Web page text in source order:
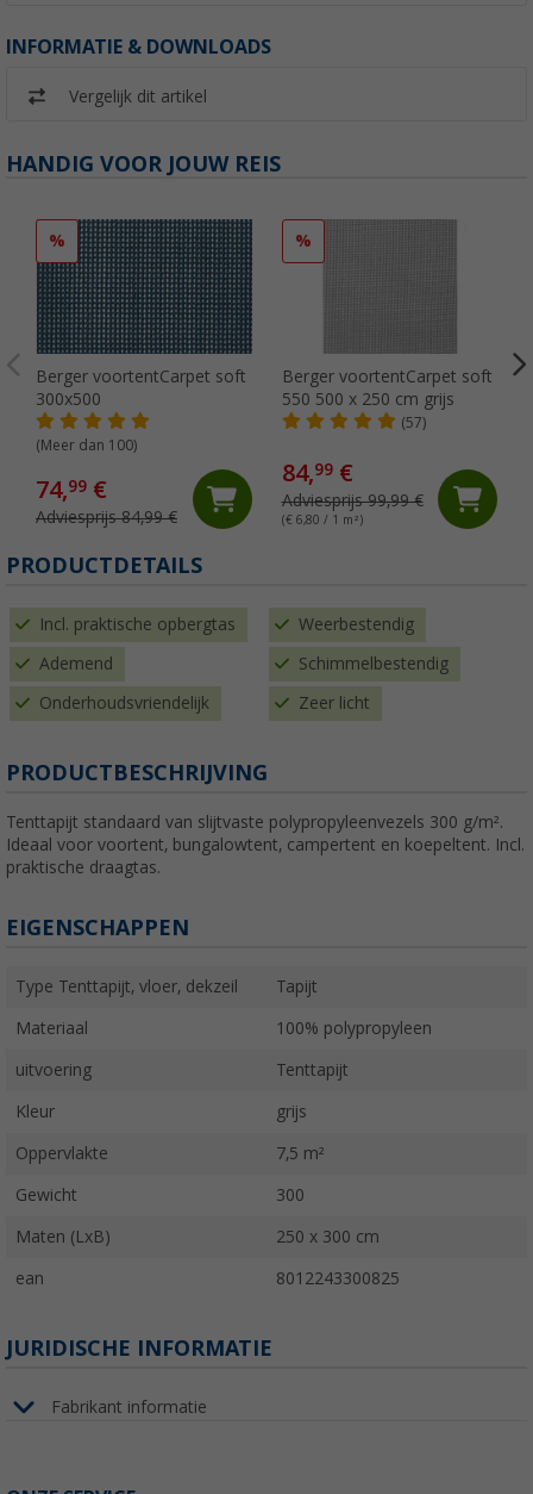
INFORMATIE & DOWNLOADS
Vergelijk dit artikel
HANDIG VOOR JOUW REIS
%
Berger voortentCarpet soft
300x500
(Meer dan 100)
74,99 €
Adviesprijs 84,99 €
%
Berger voortentCarpet soft
550 500 x 250 cm grijs
(57)
84,99€
Adviesprijs 99,99 €
(€ 6,80 / 1 m²)
PRODUCTDETAILS
Incl. praktische opbergtas Weerbestendig
Ademend Schimmelbestendig
Onderhoudsvriendelijk Zeer licht
PRODUCTBESCHRIJVING
Tenttapijt standaard van slijtvaste polypropyleenvezels 300 g/m².
Ideaal voor voortent, bungalowtent, campertent en koepeltent. Incl.
praktische draagtas.
EIGENSCHAPPEN
Type Tenttapijt, vloer, dekzeil Tapijt
Materiaal 100% polypropyleen
uitvoering Tenttapijt
Kleur grijs
Oppervlakte 7,5 m²
Gewicht 300
Maten (LxB) 250 x 300 cm
ean 8012243300825
JURIDISCHE INFORMATIE
Fabrikant informatie